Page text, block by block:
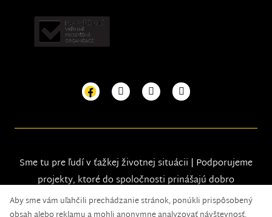
Sme tu pre ľudí v ťažkej životnej situácii | Podporujeme
projekty, ktoré do spoločnosti prinášajú dobro
Aby sme vám uľahčili prechádzanie stránok, ponúkli prispôsobený